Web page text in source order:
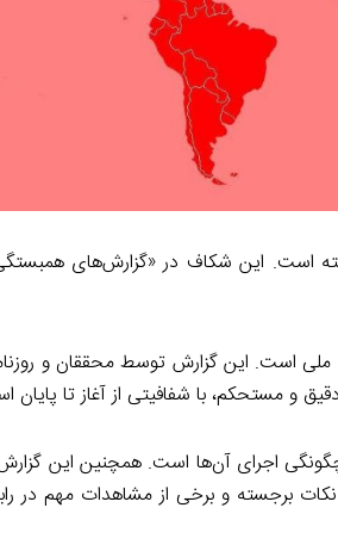
است. این شکاف در «گزارش‌های
ملی است. این گزارش توسط محققان و
مستحکم، با شفافیتی از آغاز تا پایان
اجرای آن‌ها است. همچنین این
برجسته و برخی از مشاهدات مهم در